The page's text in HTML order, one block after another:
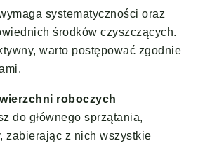
systematyczności oraz
środków czyszczących.
warto postępować zgodnie
roboczych
do głównego sprzątania,
zabierając z nich wszystkie